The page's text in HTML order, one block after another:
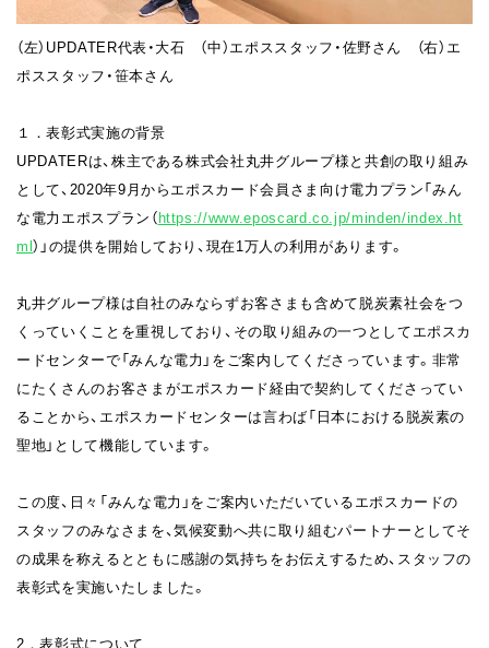
（左）UPDATER代表・大石 （中）エポススタッフ・佐野さん （右）エ
ポススタッフ・笹本さん
１．表彰式実施の背景
UPDATERは、株主である株式会社丸井グループ様と共創の取り組み
として、2020年9月からエポスカード会員さま向け電力プラン「みん
な電力エポスプラン（https://www.eposcard.co.jp/minden/index.ht
ml）」の提供を開始しており、現在1万人の利用があります。
丸井グループ様は自社のみならずお客さまも含めて脱炭素社会をつ
くっていくことを重視しており、その取り組みの一つとしてエポスカ
ードセンターで「みんな電力」をご案内してくださっています。非常
にたくさんのお客さまがエポスカード経由で契約してくださってい
ることから、エポスカードセンターは言わば「日本における脱炭素の
聖地」として機能しています。
この度、日々「みんな電力」をご案内いただいているエポスカードの
スタッフのみなさまを、気候変動へ共に取り組むパートナーとしてそ
の成果を称えるとともに感謝の気持ちをお伝えするため、スタッフの
表彰式を実施いたしました。
2．表彰式について